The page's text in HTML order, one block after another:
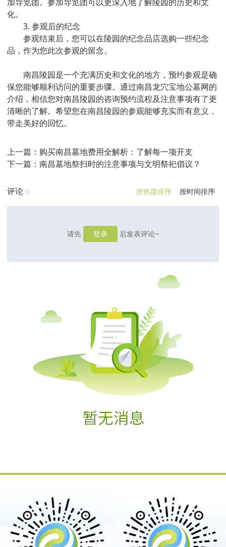
化。
3. 参观后的纪念
参观结束后，您可以在陵园的纪念品店选购一些纪念
品，作为您此次参观的留念。
南昌陵园是一个充满历史和文化的地方，预约参观是确
保您能够顺利访问的重要步骤。通过南昌龙穴宝地公墓网的
介绍，相信您对南昌陵园的咨询预约流程及注意事项有了更
清晰的了解。希望您在南昌陵园的参观能够充实而有意义，
带走美好的回忆。
上一篇： 购买南昌墓地费用全解析：了解每一项开支
下一篇： 南昌墓地祭扫时的注意事项与文明祭祀倡议？
评论 0 按热度排序 按时间排序
请先 登录 后发表评论~